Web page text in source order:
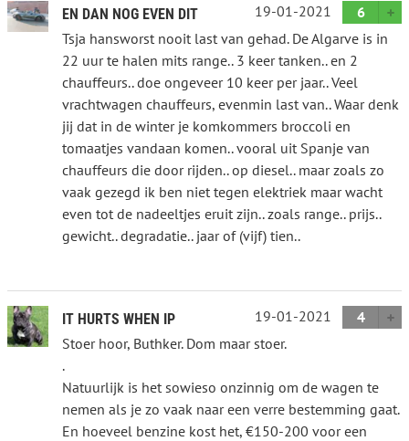
EN DAN NOG EVEN DIT 19-01-2021
6
Tsja hansworst nooit last van gehad. De Algarve is in
22 uur te halen mits range.. 3 keer tanken.. en 2
chauffeurs.. doe ongeveer 10 keer per jaar.. Veel
vrachtwagen chauffeurs, evenmin last van.. Waar denk
jij dat in de winter je komkommers broccoli en
tomaatjes vandaan komen.. vooral uit Spanje van
chauffeurs die door rijden.. op diesel.. maar zoals zo
vaak gezegd ik ben niet tegen elektriek maar wacht
even tot de nadeeltjes eruit zijn.. zoals range.. prijs..
gewicht.. degradatie.. jaar of (vijf) tien..
IT HURTS WHEN IP 19-01-2021
4
Stoer hoor, Buthker. Dom maar stoer.
.
Natuurlijk is het sowieso onzinnig om de wagen te
nemen als je zo vaak naar een verre bestemming gaat.
En hoeveel benzine kost het, €150-200 voor een